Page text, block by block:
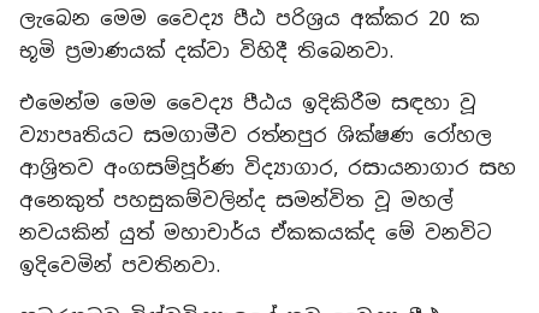
ලැබෙන මෙම වෛද්‍ය පීඨ පරිශ්‍රය අක්කර 20 ක
භූමි ප්‍රමාණයක් දක්වා විහිදී තිබෙනවා.
එමෙන්ම මෙම වෛද්‍ය පීඨය ඉදිකිරීම සඳහා වූ
ව්‍යාපෘතියට සමගාමීව රත්නපුර ශික්ෂණ රෝහල
ආශ්‍රිතව අංගසම්පූර්ණ විද්‍යාගාර, රසායනාගාර සහ
අනෙකුත් පහසුකම්වලින්ද සමන්විත වූ මහල්
නවයකින් යුත් මහාචාර්ය ඒකකයක්ද මේ වනවිට
ඉදිවෙමින් පවතිනවා.